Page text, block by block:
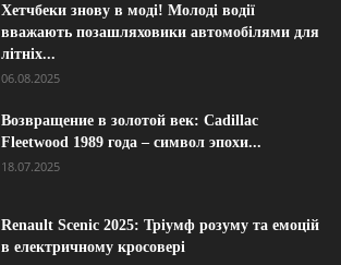
Хетчбеки знову в моді! Молоді водії
вважають позашляховики автомобілями для
літніх...
06.08.2025
Возвращение в золотой век: Cadillac
Fleetwood 1989 года – символ эпохи...
18.07.2025
Renault Scenic 2025: Тріумф розуму та емоцій
в електричному кросовері